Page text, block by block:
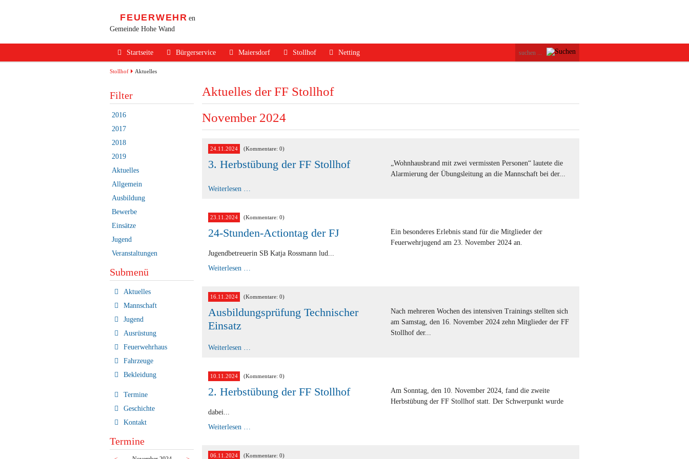
FEUERWEHR en
Gemeinde Hohe Wand
überspringen
Startseite Bürgerservice
Verhalten im Brandfall
Verkehrsunfälle
Maiersdorf
Mannschaft
Termine
Geschichte
Stollhof
Mannschaft
Geschichte
Netting
Kontakt
Stollhof Aktuelles
Aktuelles der FF Stollhof
November 2024
24.11.2024 (Kommentare: 0)
3. Herbstübung der FF Stollhof
„Wohnhausbrand mit zwei vermissten Personen“ lautete die
Alarmierung der Übungsleitung an die Mannschaft bei der...
Weiterlesen …
Stollhof
23.11.2024 (Kommentare: 0)
24-Stunden-Actiontag der FJ
Ein besonderes Erlebnis stand für die Mitglieder der
Feuerwehrjugend am 23. November 2024 an.
Jugendbetreuerin SB Katja Rossmann lud...
Weiterlesen …
FJ
16.11.2024 (Kommentare: 0)
Ausbildungsprüfung Technischer
Einsatz
Nach mehreren Wochen des intensiven Trainings stellten sich
am Samstag, den 16. November 2024 zehn Mitglieder der FF
Stollhof der...
Weiterlesen …
10.11.2024 (Kommentare: 0)
2. Herbstübung der FF Stollhof
Am Sonntag, den 10. November 2024, fand die zweite
Herbstübung der FF Stollhof statt. Der Schwerpunkt wurde
dabei...
Weiterlesen …
Stollhof
06.11.2024 (Kommentare: 0)
Filter
2016
2017
2018
2019
Aktuelles
Allgemein
Ausbildung
Bewerbe
Einsätze
Jugend
Veranstaltungen
Submenü
Navigation
Aktuelles
Mannschaft
Jugend
Ausrüstung
Feuerwehrhaus
Fahrzeuge
Bekleidung
Termine
Geschichte
Kontakt
Termine